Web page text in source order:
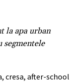
la apa urban
segmentele
cresa, after-school